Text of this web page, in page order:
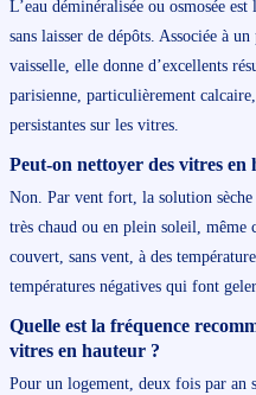
L’eau déminéralisée ou osmosée
sans laisser de dépôts. Associée à
vaisselle, elle donne d’excellents
parisienne, particulièrement
persistantes sur les vitres.
Peut-on nettoyer des vitres en
Non. Par vent fort, la solution sèche
très chaud ou en plein soleil, même
couvert, sans vent, à des
températures négatives qui font
Quelle est la fréquence
vitres en hauteur ?
Pour un logement, deux fois par an